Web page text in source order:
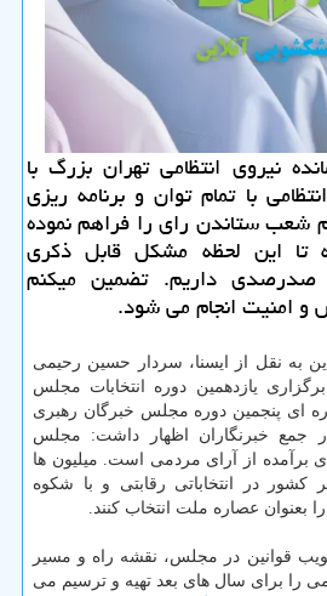
نیروی انتظامی تهران بزرگ با
با تمام توان و برنامه ریزی
شعب ستاندن رای را فراهم نموده
این لحظه مشكل قابل ذكری
صدرصدی داریم. تضمین میكنم
و امنیت انجام می شود.
به نقل از ایسنا، سردار حسین رحیمی
یازدهمین دوره انتخابات مجلس
ای پنجمین دوره مجلس خبرگان رهبری
جمع خبرنگاران اظهار داشت: مجلس
برآمده از آرای مردمی است. میلیون ها
كشور در انتخاباتی رقابتی و با شكوه
بعنوان عصاره ملت انتخاب كنند.
قوانین در مجلس، نقشه راه و مسیر
را برای سال های بعد تهیه و ترسیم می